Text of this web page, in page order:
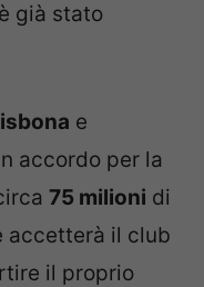
già stato
e
accordo per la
75 milioni di
accetterà il club
il proprio